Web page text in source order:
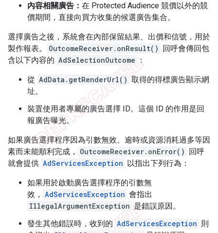
內容相關廣告： 在 Protected Audience 競價以外的競
價期間，直接向買方收集的候選廣告集合。
選擇廣告之後，系統會在內部保留結果、出價和信號，用於
製作報表。
OutcomeReceiver.onResult() 回呼會傳回包
含以下內容的 AdSelectionOutcome ：
從 AdData.getRenderUrl() 取得的得標廣告顯示網
址。
裝置使用者專屬的廣告選擇 ID。這個 ID 的作用是回
報廣告曝光。
如果廣告選擇程序因為引數無效、逾時或資源消耗過多等因
素而未能順利完成，
OutcomeReceiver.onError() 回呼
就會提供 AdServicesException 以指出下列行為：
如果用於啟動廣告選擇程序的引數無
效， AdServicesException 會指出
IllegalArgumentException 是錯誤原因。
發生其他錯誤時，收到的 AdServicesException 則